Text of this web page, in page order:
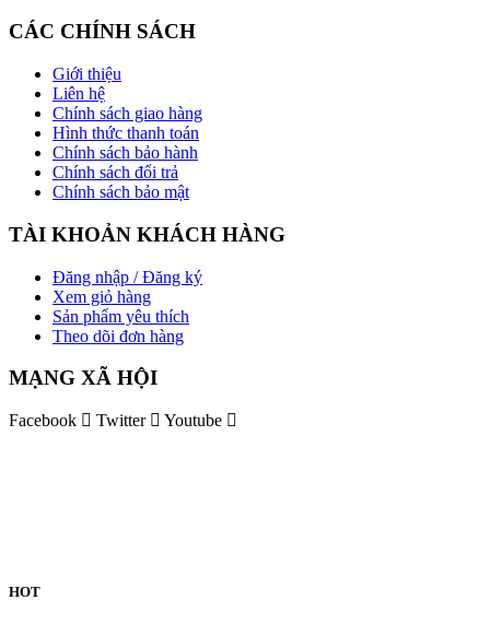
CÁC CHÍNH SÁCH
Giới thiệu
Liên hệ
Chính sách giao hàng
Hình thức thanh toán
Chính sách bảo hành
Chính sách đổi trả
Chính sách bảo mật
TÀI KHOẢN KHÁCH HÀNG
Đăng nhập / Đăng ký
Xem giỏ hàng
Sản phẩm yêu thích
Theo dõi đơn hàng
MẠNG XÃ HỘI
Facebook Twitter Youtube
HOT